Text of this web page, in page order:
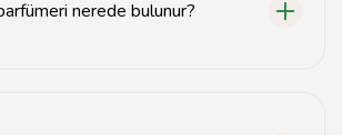
nerede bulunur?